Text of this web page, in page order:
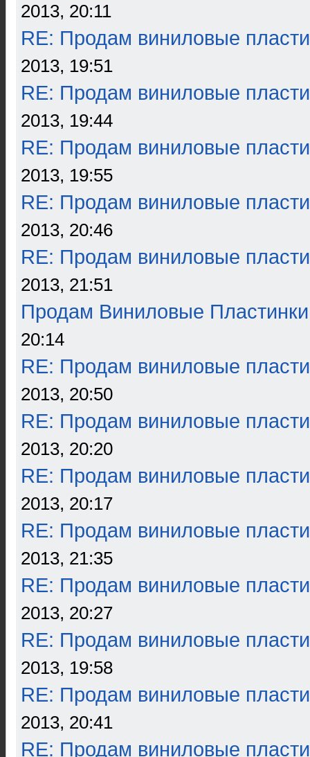
2013, 20:11
RE: Продам виниловые
2013, 19:51
RE: Продам виниловые
2013, 19:44
RE: Продам виниловые
2013, 19:55
RE: Продам виниловые
2013, 20:46
RE: Продам виниловые
2013, 21:51
Продам Виниловые Пластинки
20:14
RE: Продам виниловые
2013, 20:50
RE: Продам виниловые
2013, 20:20
RE: Продам виниловые
2013, 20:17
RE: Продам виниловые
2013, 21:35
RE: Продам виниловые
2013, 20:27
RE: Продам виниловые
2013, 19:58
RE: Продам виниловые
2013, 20:41
RE: Продам виниловые